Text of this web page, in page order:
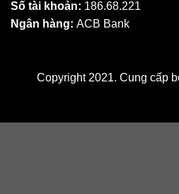
Số tài khoản: 186.68.221
Ngân hàng: ACB Bank
Copyright 2021. Cung cấp